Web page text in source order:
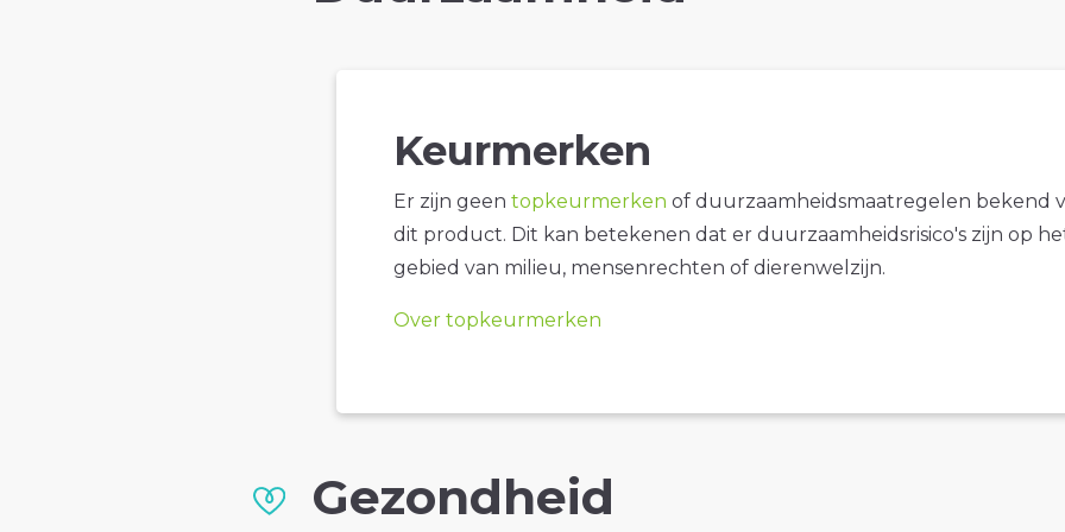
Keurmerken
Er zijn geen topkeurmerken of duurzaamheidsmaatregelen bekend
dit product. Dit kan betekenen dat er duurzaamheidsrisico's zijn op
gebied van milieu, mensenrechten of dierenwelzijn.
Over topkeurmerken
Gezondheid